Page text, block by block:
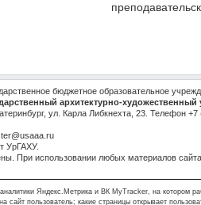
бюджетное образовательное
архитектурно-
ул. Карла Либкнехта, 23. Телефон
УрГАХУ.
При использовании любых материалов
Яндекс.Метрика и ВК MyTracker, на котором
сайт пользователь; какие страницы открывает